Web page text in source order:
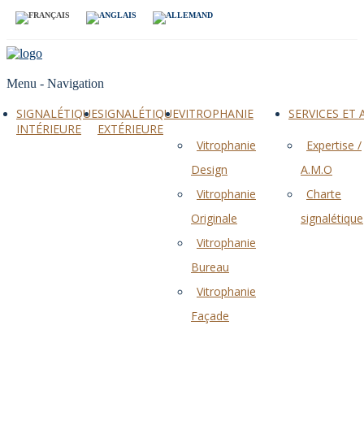
Menu - Navigation
SIGNALÉTIQUE
INTÉRIEURE
SIGNALÉTIQUE
EXTÉRIEURE
VITROPHANIE
Vitrophanie
Design
Vitrophanie
Originale
Vitrophanie
Bureau
Vitrophanie
Façade
SERVICES ET
Expertise /
A.M.O
Charte
signalétique